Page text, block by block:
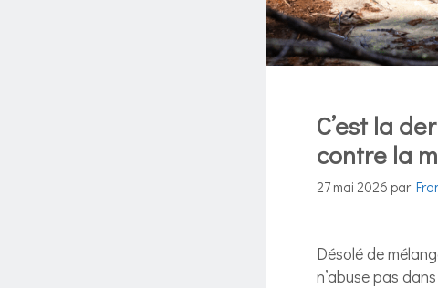
C’est la
contre la
27 mai 2026 par
Désolé de
n’abuse pas